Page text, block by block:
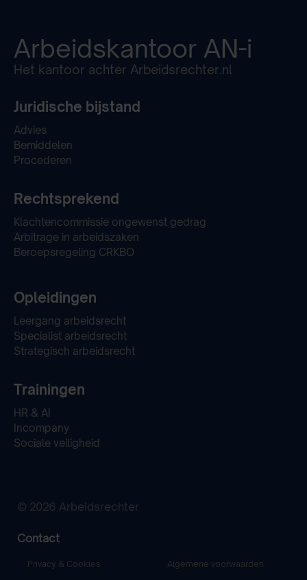
Arbeidskantoor AN-i
Het kantoor achter Arbeidsrechter.nl
Juridische bijstand
Advies
Bemiddelen
Procederen
Rechtsprekend
Klachtencommissie ongewenst gedrag
Arbitrage in arbeidszaken
Beroepsregeling CRKBO
Opleidingen
Leergang arbeidsrecht
Specialist arbeidsrecht
Strategisch arbeidsrecht
Trainingen
HR & AI
Incompany
Sociale veiligheid
© 2026 Arbeidsrechter
Contact
Privacy & Cookies Algemene voorwaarden